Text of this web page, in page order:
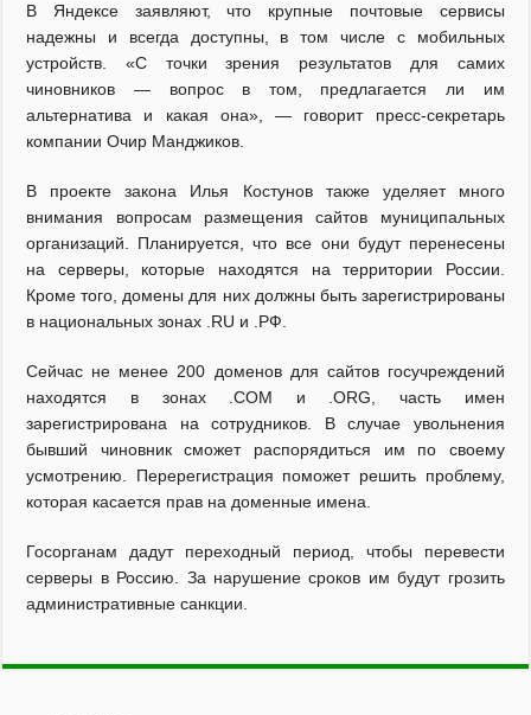
В Яндексе заявляют, что крупные почтовые сервисы
надежны и всегда доступны, в том числе с мобильных
устройств. «С точки зрения результатов для самих
чиновников — вопрос в том, предлагается ли им
альтернатива и какая она», — говорит пресс-секретарь
компании Очир Манджиков.
В проекте закона Илья Костунов также уделяет много
внимания вопросам размещения сайтов муниципальных
организаций. Планируется, что все они будут перенесены
на серверы, которые находятся на территории России.
Кроме того, домены для них должны быть зарегистрированы
в национальных зонах .RU и .РФ.
Сейчас не менее 200 доменов для сайтов госучреждений
находятся в зонах .COM и .ORG, часть имен
зарегистрирована на сотрудников. В случае увольнения
бывший чиновник сможет распорядиться им по своему
усмотрению. Перерегистрация поможет решить проблему,
которая касается прав на доменные имена.
Госорганам дадут переходный период, чтобы перевести
серверы в Россию. За нарушение сроков им будут грозить
административные санкции.